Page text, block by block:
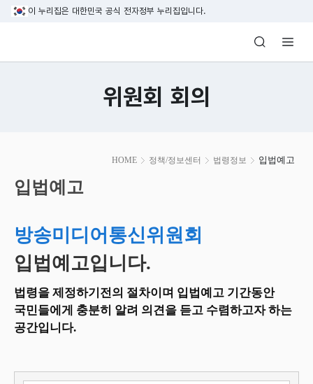
본문 바로가기
이 누리집은 대한민국 공식 전자정부 누리집입니다.
방송미디어통신위원회 Korea Media
위원회 회의
HOME 정책/정보센터 법령정보 입법예고
시
작
입법예고
방송미디어통신위원회
입법예고입니다.
법령을 제정하기전의 절차이며 입법예고 기간동안
국민들에게 충분히 알려 의견을 듣고 수렴하고자 하는
공간입니다.